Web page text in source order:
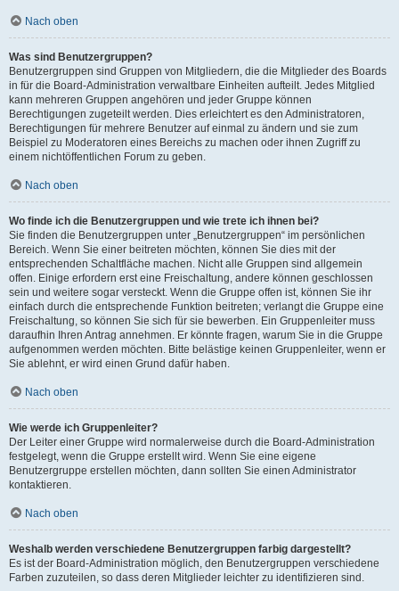
Nach oben
Was sind Benutzergruppen?
Benutzergruppen sind Gruppen von Mitgliedern, die die Mitglieder des Boards
in für die Board-Administration verwaltbare Einheiten aufteilt. Jedes Mitglied
kann mehreren Gruppen angehören und jeder Gruppe können
Berechtigungen zugeteilt werden. Dies erleichtert es den Administratoren,
Berechtigungen für mehrere Benutzer auf einmal zu ändern und sie zum
Beispiel zu Moderatoren eines Bereichs zu machen oder ihnen Zugriff zu
einem nichtöffentlichen Forum zu geben.
Nach oben
Wo finde ich die Benutzergruppen und wie trete ich ihnen bei?
Sie finden die Benutzergruppen unter „Benutzergruppen“ im persönlichen
Bereich. Wenn Sie einer beitreten möchten, können Sie dies mit der
entsprechenden Schaltfläche machen. Nicht alle Gruppen sind allgemein
offen. Einige erfordern erst eine Freischaltung, andere können geschlossen
sein und weitere sogar versteckt. Wenn die Gruppe offen ist, können Sie ihr
einfach durch die entsprechende Funktion beitreten; verlangt die Gruppe eine
Freischaltung, so können Sie sich für sie bewerben. Ein Gruppenleiter muss
daraufhin Ihren Antrag annehmen. Er könnte fragen, warum Sie in die Gruppe
aufgenommen werden möchten. Bitte belästige keinen Gruppenleiter, wenn er
Sie ablehnt, er wird einen Grund dafür haben.
Nach oben
Wie werde ich Gruppenleiter?
Der Leiter einer Gruppe wird normalerweise durch die Board-Administration
festgelegt, wenn die Gruppe erstellt wird. Wenn Sie eine eigene
Benutzergruppe erstellen möchten, dann sollten Sie einen Administrator
kontaktieren.
Nach oben
Weshalb werden verschiedene Benutzergruppen farbig dargestellt?
Es ist der Board-Administration möglich, den Benutzergruppen verschiedene
Farben zuzuteilen, so dass deren Mitglieder leichter zu identifizieren sind.